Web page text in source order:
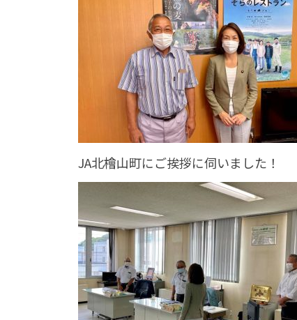
JA北檜山町にご挨拶に伺いました！